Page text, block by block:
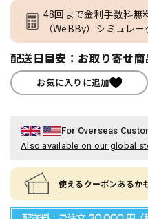
48回まで金利手数料無
（WeBBy）シミュレー
配送日目安：お取り寄せ
お気に入りに追加
For Overseas
Also available on our global
使えるクーポンある